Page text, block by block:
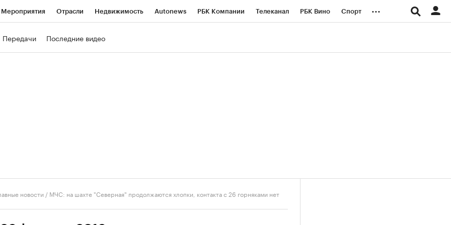
Мероприятия Отрасли Недвижимость Autonews РБК Компании Телеканал РБК Вино Спорт ...
Передачи Последние видео
новости / МЧС: на шахте "Северная" продолжаются хлопки, контакта с 26 горняками нет